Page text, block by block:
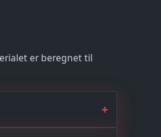
er beregnet til
+